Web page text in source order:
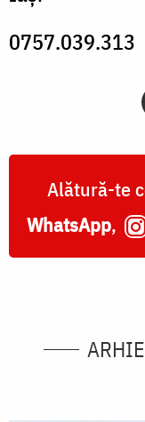
0757.039.313
Alătură-te
WhatsApp,